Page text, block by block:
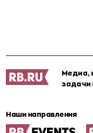
Медиа,
задачи
Наши направления